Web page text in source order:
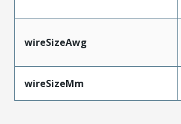
wireSizeAwg
wireSizeMm